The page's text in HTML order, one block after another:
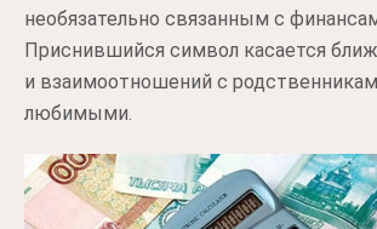
необязательно связанным с
Приснившийся символ касается
и взаимоотношений с
любимыми.